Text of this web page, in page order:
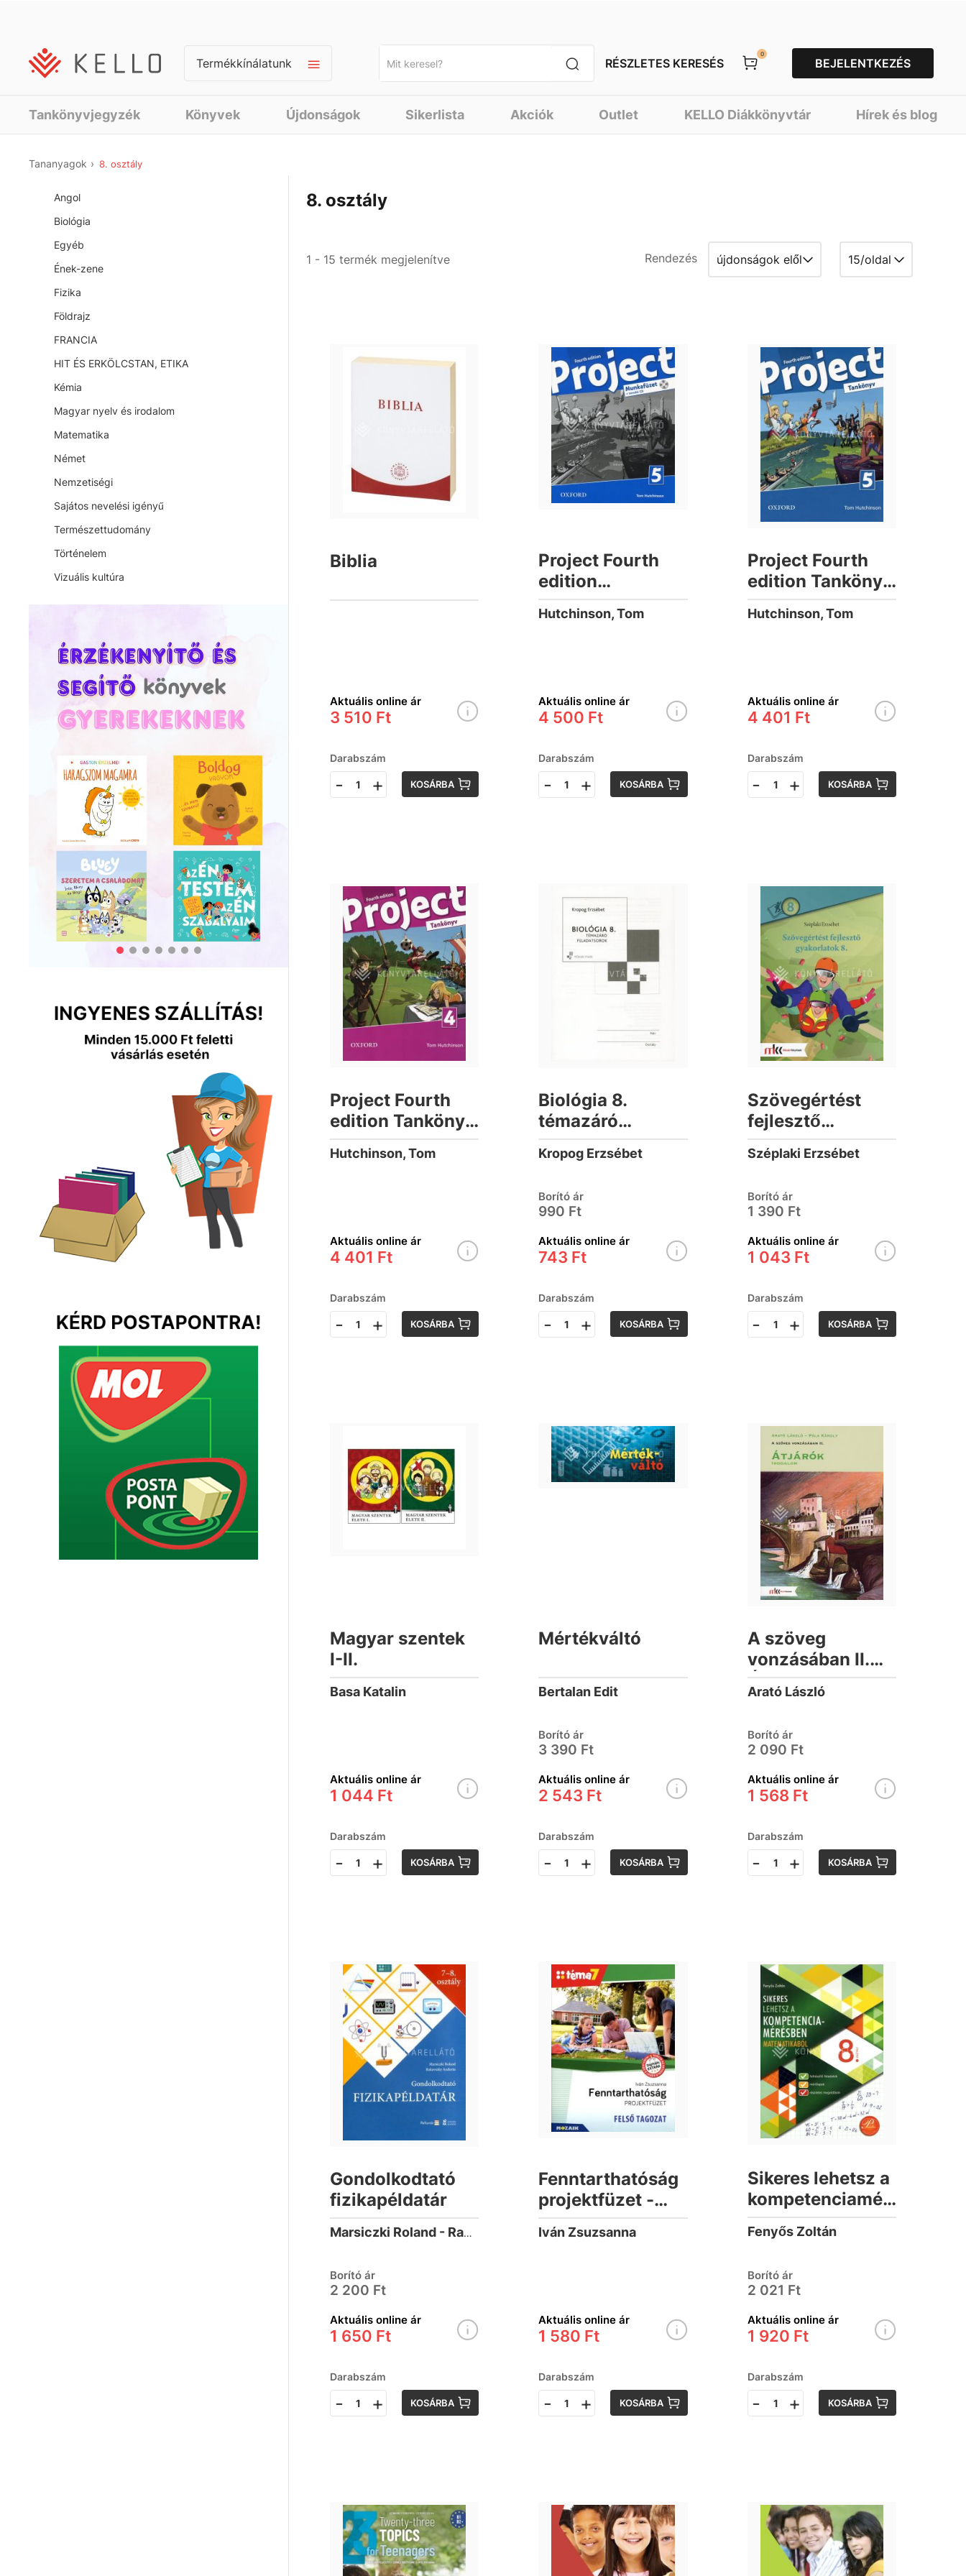
Termékkínálatunk RÉSZLETES KERESÉS
0
BEJELENTKEZÉS
Tankönyvjegyzék Könyvek Újdonságok Sikerlista Akciók Outlet KELLO Diákkönyvtár Hírek és blog
Tananyagok 8. osztály
8. osztály
1 - 15 termék megjelenítve Rendezés
Biblia
Aktuális online ár
3 510 Ft
Darabszám
- + KOSÁRBA
Project Fourth
edition
Munkafüzet 5 +
tanulói CD
Hutchinson, Tom
Aktuális online ár
4 500 Ft
Darabszám
- + KOSÁRBA
Project Fourth
edition Tankönyv
5
Hutchinson, Tom
Aktuális online ár
4 401 Ft
Darabszám
- + KOSÁRBA
Project Fourth
edition Tankönyv
4
Hutchinson, Tom
Aktuális online ár
4 401 Ft
Darabszám
- + KOSÁRBA
Biológia 8.
témazáró
feladatsorok
Kropog Erzsébet
Borító ár
990 Ft
Aktuális online ár
743 Ft
Darabszám
- + KOSÁRBA
Szövegértést
fejlesztő
gyakorlatok 8
Széplaki Erzsébet
Borító ár
1 390 Ft
Aktuális online ár
1 043 Ft
Darabszám
- + KOSÁRBA
Magyar szentek
I-II.
Basa Katalin
Aktuális online ár
1 044 Ft
Darabszám
- + KOSÁRBA
Mértékváltó
Bertalan Edit
Borító ár
3 390 Ft
Aktuális online ár
2 543 Ft
Darabszám
- + KOSÁRBA
A szöveg
vonzásában II.
Átjárók
Arató László
Borító ár
2 090 Ft
Aktuális online ár
1 568 Ft
Darabszám
- + KOSÁRBA
Gondolkodtató
fizikapéldatár
Marsiczki Roland - Rakovszky Andorás
Borító ár
2 200 Ft
Aktuális online ár
1 650 Ft
Darabszám
- + KOSÁRBA
Fenntarthatóság
projektfüzet -
Felső tagozat
(Téma7)
Iván Zsuzsanna
Aktuális online ár
1 580 Ft
Darabszám
- + KOSÁRBA
Sikeres lehetsz a
kompetenciamérésben
matematikából 8.
osztály
Fenyős Zoltán
Borító ár
2 021 Ft
Aktuális online ár
1 920 Ft
Darabszám
- + KOSÁRBA
Angol
Biológia
Egyéb
Ének-zene
Fizika
Földrajz
FRANCIA
HIT ÉS ERKÖLCSTAN, ETIKA
Kémia
Magyar nyelv és irodalom
Matematika
Német
Nemzetiségi
Sajátos nevelési igényű
Természettudomány
Történelem
Vizuális kultúra